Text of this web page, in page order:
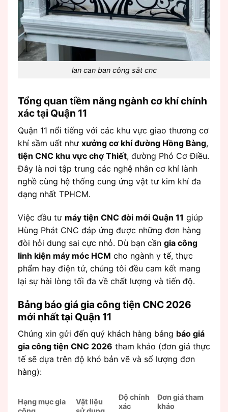
lan can ban công sắt cnc
Tổng quan tiềm năng ngành cơ khí chính
xác tại Quận 11
Quận 11 nổi tiếng với các khu vực giao thương cơ
khí sầm uất như xưởng cơ khí đường Hồng Bàng,
tiện CNC khu vực chợ Thiết, đường Phó Cơ Điều.
Đây là nơi tập trung các nghệ nhân cơ khí lành
nghề cùng hệ thống cung ứng vật tư kim khí đa
dạng nhất TPHCM.
Việc đầu tư máy tiện CNC đời mới Quận 11 giúp
Hùng Phát CNC đáp ứng được những đơn hàng
đòi hỏi dung sai cực nhỏ. Dù bạn cần gia công
linh kiện máy móc HCM cho ngành y tế, thực
phẩm hay điện tử, chúng tôi đều cam kết mang
lại sự hài lòng tối đa về chất lượng và tiến độ.
Bảng báo giá gia công tiện CNC 2026
mới nhất tại Quận 11
Chúng xin gửi đến quý khách hàng bảng báo giá
gia công tiện CNC 2026 tham khảo (đơn giá thực
tế sẽ dựa trên độ khó bản vẽ và số lượng đơn
hàng):
Hạng mục gia
Vật liệu
Độ chính
xác
Đơn giá tham
khảo